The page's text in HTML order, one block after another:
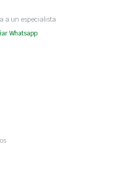
a un especialista
Whatsapp